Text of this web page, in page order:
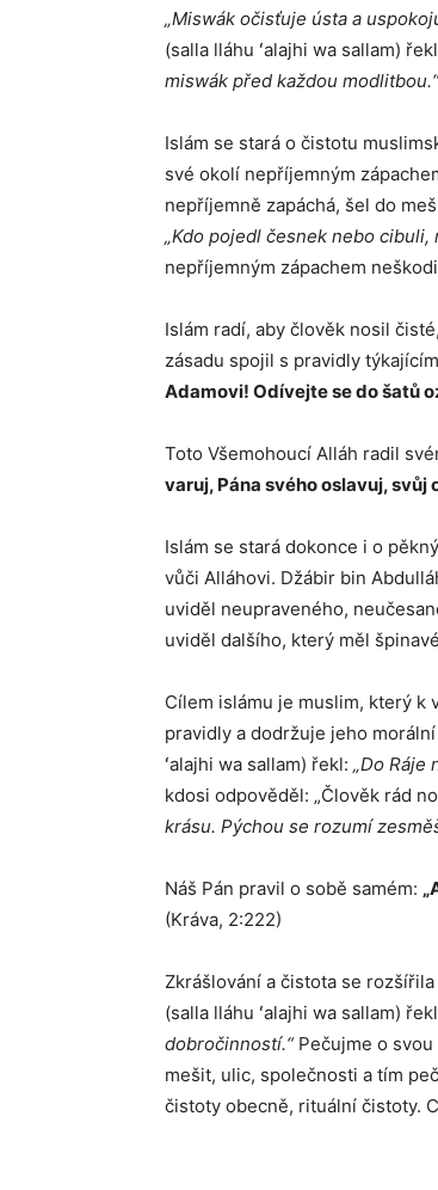
„Miswák očisťuje ústa a
(salla lláhu ʻalajhi wa sallam)
miswák před každou modlitbou.“
Islám se stará o čistotu
své okolí nepříjemným
nepříjemně zapáchá, šel do
„Kdo pojedl česnek nebo
nepříjemným zápachem
Islám radí, aby člověk nosil
zásadu spojil s pravidly
Adamovi! Odívejte se do šatů
Toto Všemohoucí Alláh radil
varuj, Pána svého oslavuj, svůj
Islám se stará dokonce i o
vůči Alláhovi. Džábir bin
uviděl neupraveného,
uviděl dalšího, který měl
Cílem islámu je muslim, který
pravidly a dodržuje jeho
ʻalajhi wa sallam) řekl: „Do Ráje
kdosi odpověděl: „Člověk rád
krásu. Pýchou se rozumí
Náš Pán pravil o sobě samém:
(Kráva, 2:222)
Zkrášlování a čistota se
(salla lláhu ʻalajhi wa sallam)
dobročinností.“Pečujme o svou
mešit, ulic, společnosti a tím
čistoty obecně, rituální čistoty.